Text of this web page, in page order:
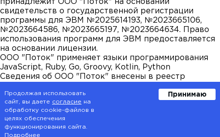
принадлежит ООО "Поток" на основании
свидетельств о государственной регистрации
программы для ЭВМ №2025614193, №2023665106,
№2023664586, №2023665197, №2023664634. Право
использования программ для ЭВМ предоставляется
на основании лицензии.
ООО "Поток" применяет языки программирования
JavaScript, Ruby, Go, Groovy, Kotlin, Python
Сведения об ООО "Поток" внесены в реестр
деятельность в области информационных
технологий. ООО "Поток" осуществляет
деятельность по разработке компьютерного
программного обеспечения и является
правообладателем программы для ЭВМ "Поток"
Продолжая использовать
сайт, вы даете согласие на
обработку cookie-файлов в
целях обеспечения
функционирования сайта.
Подробнее
Принимаю